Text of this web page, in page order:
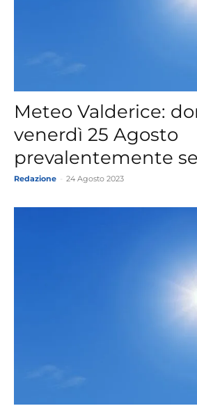
Meteo Valderice:
venerdì 25 Agosto
prevalentemente
Redazione 24 Agosto 2023